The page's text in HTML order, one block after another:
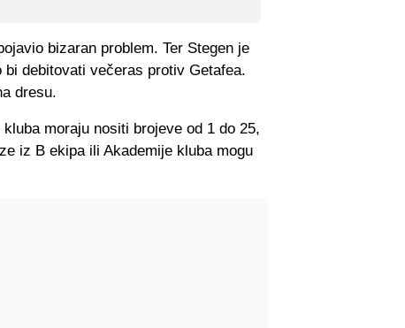
bizaran problem. Ter Stegen je
debitovati večeras protiv Getafea.
dresu.
moraju nositi brojeve od 1 do 25,
iz B ekipa ili Akademije kluba mogu